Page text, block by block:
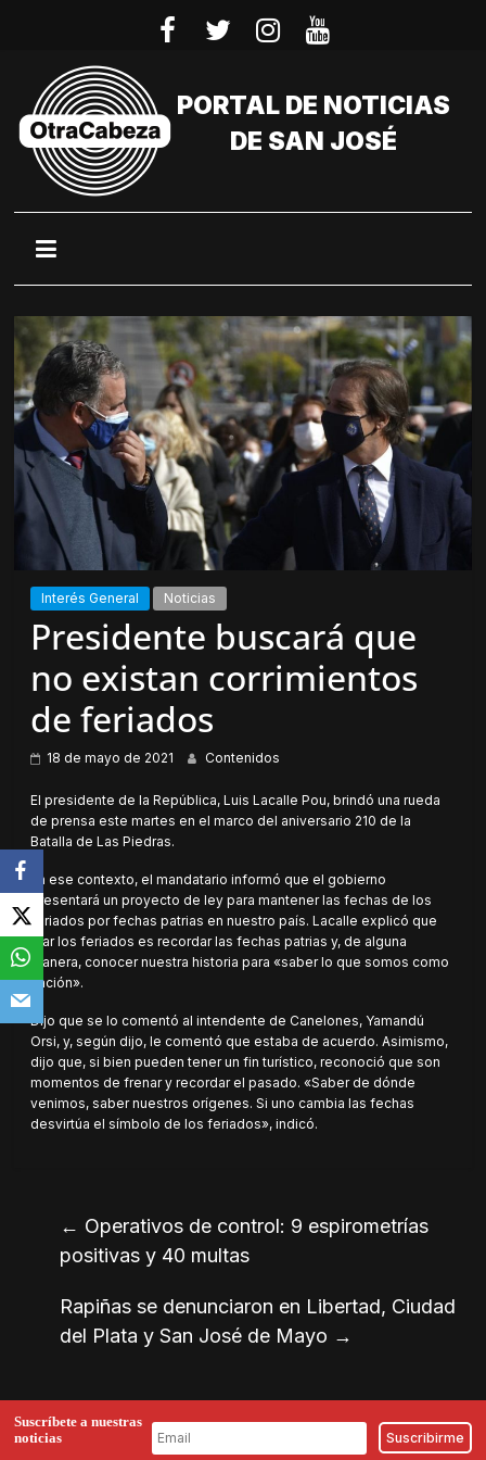
PORTAL DE NOTICIAS
DE SAN JOSÉ
Interés General Noticias
Presidente buscará que
no existan corrimientos
de feriados
18 de mayo de 2021 Contenidos
El presidente de la República, Luis Lacalle Pou, brindó una rueda
de prensa este martes en el marco del aniversario 210 de la
Batalla de Las Piedras.
En ese contexto, el mandatario informó que el gobierno
presentará un proyecto de ley para mantener las fechas de los
feriados por fechas patrias en nuestro país. Lacalle explicó que
fijar los feriados es recordar las fechas patrias y, de alguna
manera, conocer nuestra historia para «saber lo que somos como
nación».
Dijo que se lo comentó al intendente de Canelones, Yamandú
Orsi, y, según dijo, le comentó que estaba de acuerdo. Asimismo,
dijo que, si bien pueden tener un fin turístico, reconoció que son
momentos de frenar y recordar el pasado. «Saber de dónde
venimos, saber nuestros orígenes. Si uno cambia las fechas
desvirtúa el símbolo de los feriados», indicó.
← Operativos de control: 9 espirometrías
positivas y 40 multas
Rapiñas se denunciaron en Libertad, Ciudad
del Plata y San José de Mayo →
Suscríbete a nuestras
noticias